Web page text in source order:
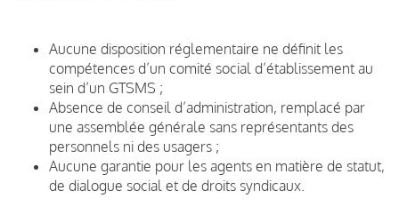
Aucune disposition réglementaire ne définit les
compétences d’un comité social d’établissement au
sein d’un GTSMS ;
Absence de conseil d’administration, remplacé par
une assemblée générale sans représentants des
personnels ni des usagers ;
Aucune garantie pour les agents en matière de statut,
de dialogue social et de droits syndicaux.